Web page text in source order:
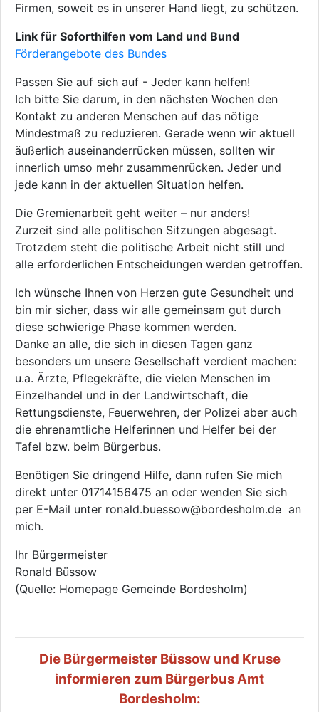
Firmen, soweit es in unserer Hand liegt, zu schützen.
Link für Soforthilfen vom Land und Bund
Förderangebote des Bundes
Passen Sie auf sich auf - Jeder kann helfen!
Ich bitte Sie darum, in den nächsten Wochen den
Kontakt zu anderen Menschen auf das nötige
Mindestmaß zu reduzieren. Gerade wenn wir aktuell
äußerlich auseinanderrücken müssen, sollten wir
innerlich umso mehr zusammenrücken. Jeder und
jede kann in der aktuellen Situation helfen.
Die Gremienarbeit geht weiter – nur anders!
Zurzeit sind alle politischen Sitzungen abgesagt.
Trotzdem steht die politische Arbeit nicht still und
alle erforderlichen Entscheidungen werden getroffen.
Ich wünsche Ihnen von Herzen gute Gesundheit und
bin mir sicher, dass wir alle gemeinsam gut durch
diese schwierige Phase kommen werden.
Danke an alle, die sich in diesen Tagen ganz
besonders um unsere Gesellschaft verdient machen:
u.a. Ärzte, Pflegekräfte, die vielen Menschen im
Einzelhandel und in der Landwirtschaft, die
Rettungsdienste, Feuerwehren, der Polizei aber auch
die ehrenamtliche Helferinnen und Helfer bei der
Tafel bzw. beim Bürgerbus.
Benötigen Sie dringend Hilfe, dann rufen Sie mich
direkt unter 01714156475 an oder wenden Sie sich
per E-Mail unter ronald.buessow@bordesholm.de an
mich.
Ihr Bürgermeister
Ronald Büssow
(Quelle: Homepage Gemeinde Bordesholm)
Die Bürgermeister Büssow und Kruse
informieren zum Bürgerbus Amt
Bordesholm: